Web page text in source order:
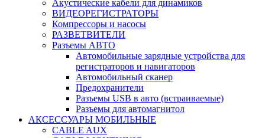
Акустические кабели для динамиков
ВИДЕОРЕГИСТРАТОРЫ
Компрессоры и насосы
РАЗВЕТВИТЕЛИ
Разъемы АВТО
Автомобильные зарядные устройства для
регистраторов и навигаторов
Автомобильный сканер
Предохранители
Разъемы USB в авто (встраиваемые)
Разъемы для автомагнитол
АКСЕССУАРЫ МОБИЛЬНЫЕ
CABLE AUX